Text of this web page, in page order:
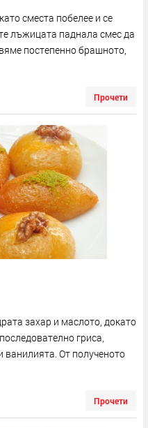
сместа побелее и се
лъжицата паднала смес да
постепенно брашното,
Прочети
захар и маслото, докато
гриса,
ванилията. От полученото
Прочети